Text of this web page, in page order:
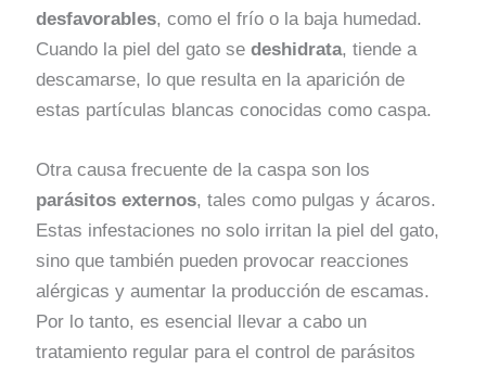
desfavorables, como el frío o la baja humedad.
Cuando la piel del gato sedeshidrata, tiende a
descamarse, lo que resulta en la aparición de
estas partículas blancas conocidas como caspa.
Otra causa frecuente de la caspa son los
parásitos externos, tales como pulgas y ácaros.
Estas infestaciones no solo irritan la piel del gato,
sino que también pueden provocar reacciones
alérgicas y aumentar la producción de escamas.
Por lo tanto, es esencial llevar a cabo un
tratamiento regular para el control de parásitos